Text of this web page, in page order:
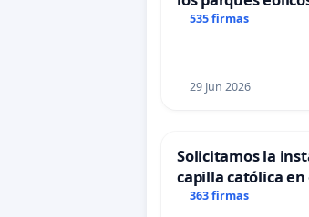
535 firmas
29 Jun 2026
Solicitamos la
capilla católica
Alcañiz
363 firmas